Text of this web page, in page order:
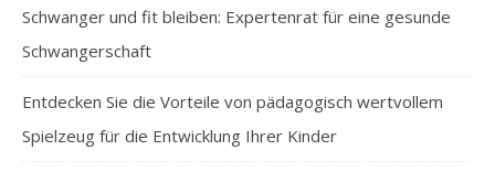
Schwanger und fit bleiben: Expertenrat für eine gesunde
Schwangerschaft
Entdecken Sie die Vorteile von pädagogisch wertvollem
Spielzeug für die Entwicklung Ihrer Kinder